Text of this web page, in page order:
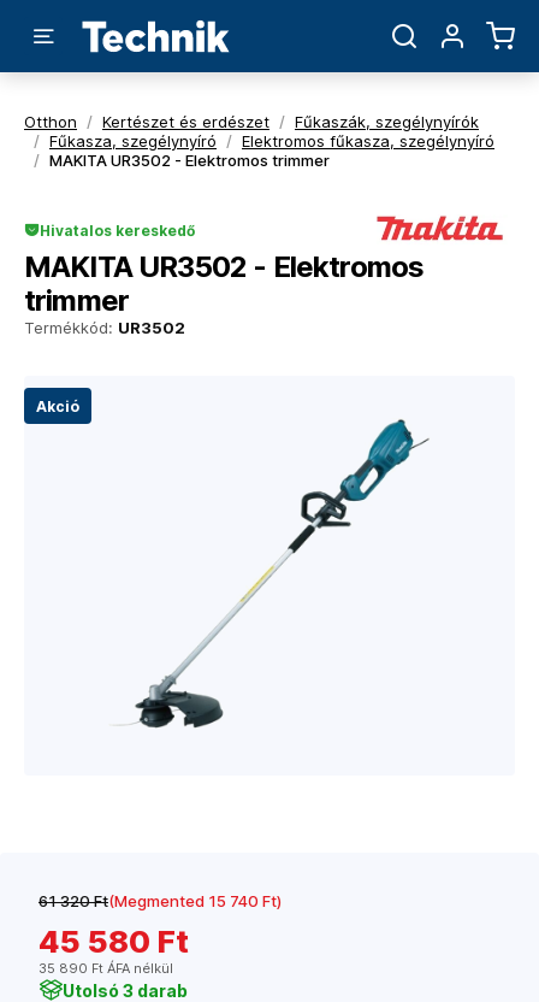
Otthon / Kertészet és erdészet / Fűkaszák, szegélynyírók
/ Fűkasza, szegélynyíró / Elektromos fűkasza, szegélynyíró
/ MAKITA UR3502 - Elektromos trimmer
Akció
Termékkód: UR3502
Hivatalos kereskedő
MAKITA UR3502 - Elektromos
trimmer
61 320 Ft(Megmented 15 740 Ft)
45 580 Ft
35 890 Ft ÁFA nélkül
Utolsó 3 darab